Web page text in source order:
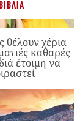
θέλουν χέρια
καθαρές
έτοιμη να